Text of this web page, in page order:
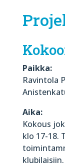
Paikka:
Ravintola
Aika:
Kokous
klo 17-18.
klubilaisiin.